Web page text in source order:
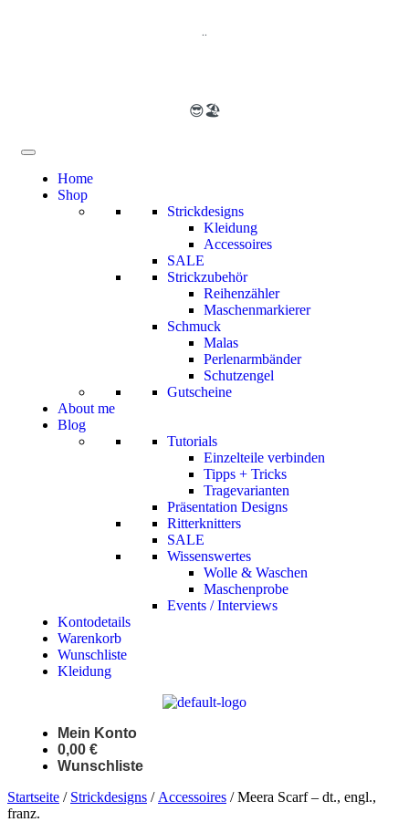
..
😎🏖️
Home
Shop
Strickdesigns
Kleidung
Accessoires
SALE
Strickzubehör
Reihenzähler
Maschenmarkierer
Schmuck
Malas
Perlenarmbänder
Schutzengel
Gutscheine
About me
Blog
Tutorials
Einzelteile verbinden
Tipps + Tricks
Tragevarianten
Präsentation Designs
Ritterknitters
SALE
Wissenswertes
Wolle & Waschen
Maschenprobe
Events / Interviews
Kontodetails
Warenkorb
Wunschliste
Kleidung
Mein Konto
0,00 €
Wunschliste
Startseite / Strickdesigns / Accessoires / Meera Scarf – dt., engl.,
franz.